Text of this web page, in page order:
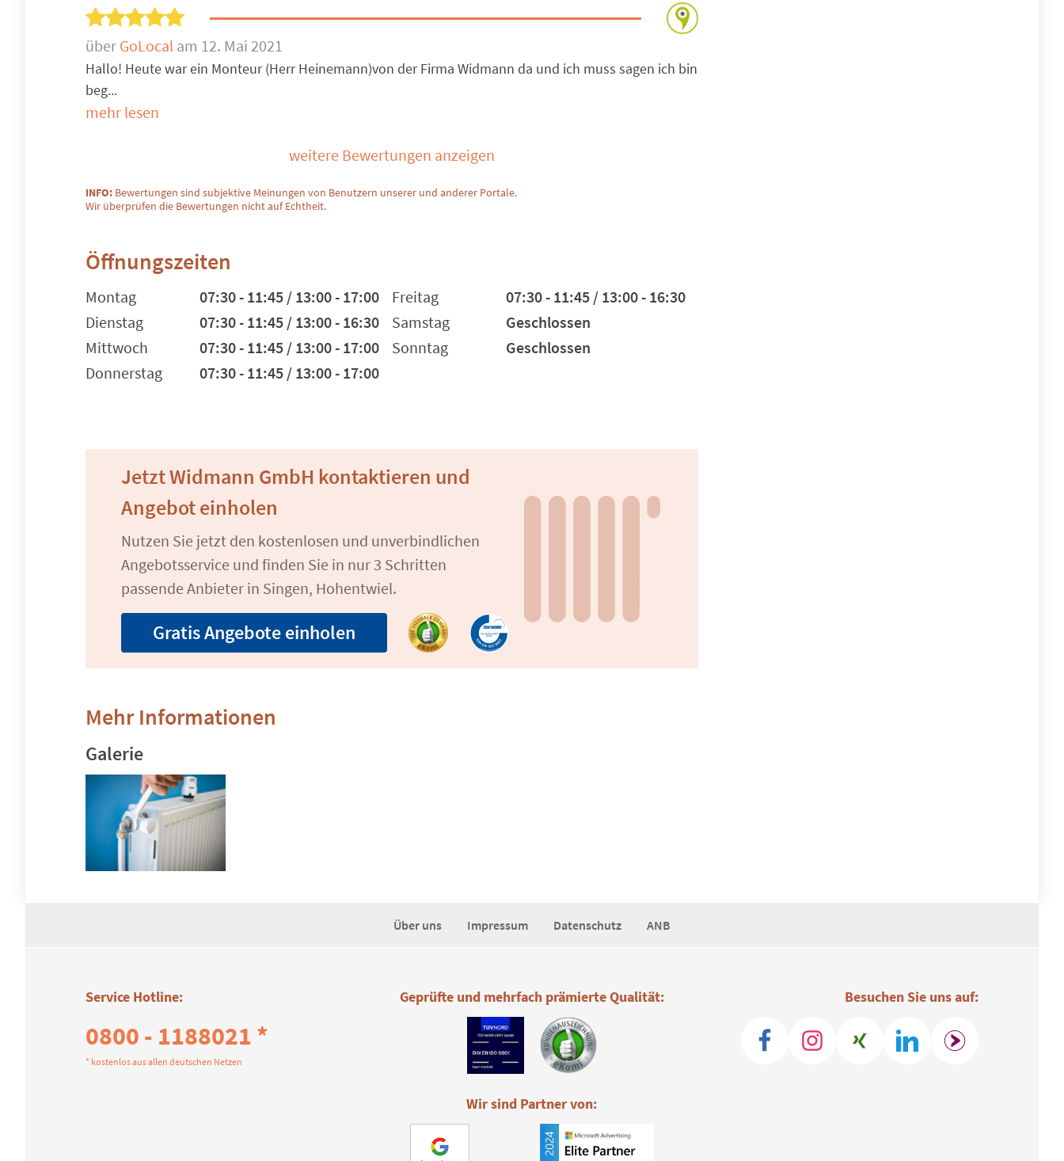
über GoLocal am 12. Mai 2021
Hallo! Heute war ein Monteur (Herr Heinemann)von der Firma Widmann da und ich muss sagen ich bin
beg...
mehr lesen
weitere Bewertungen anzeigen
INFO: Bewertungen sind subjektive Meinungen von Benutzern unserer und anderer Portale.
Wir überprüfen die Bewertungen nicht auf Echtheit.
Öffnungszeiten
Montag
07:30 - 11:45 / 13:00 - 17:00
Dienstag
07:30 - 11:45 / 13:00 - 16:30
Mittwoch
07:30 - 11:45 / 13:00 - 17:00
Donnerstag
07:30 - 11:45 / 13:00 - 17:00
Freitag
07:30 - 11:45 / 13:00 - 16:30
Samstag
Geschlossen
Sonntag
Geschlossen
Jetzt Widmann GmbH kontaktieren und
Angebot einholen
Nutzen Sie jetzt den kostenlosen und unverbindlichen
Angebotsservice und finden Sie in nur 3 Schritten
passende Anbieter in Singen, Hohentwiel.
Gratis Angebote einholen
Mehr Informationen
Galerie
Über uns Impressum Datenschutz ANB
Service Hotline:
0800 - 1188021 *
* kostenlos aus allen deutschen Netzen
Besuchen Sie uns auf:
Geprüfte und mehrfach prämierte Qualität:
Wir sind Partner von: